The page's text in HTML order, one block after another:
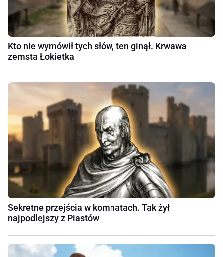
Kto nie wymówił tych słów, ten ginął. Krwawa
zemsta Łokietka
Sekretne przejścia w komnatach. Tak żył
najpodlejszy z Piastów